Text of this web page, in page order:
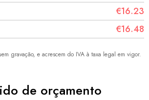
€16.23
€16.48
gravação, e acrescem do IVA à taxa legal em vigor.
de orçamento